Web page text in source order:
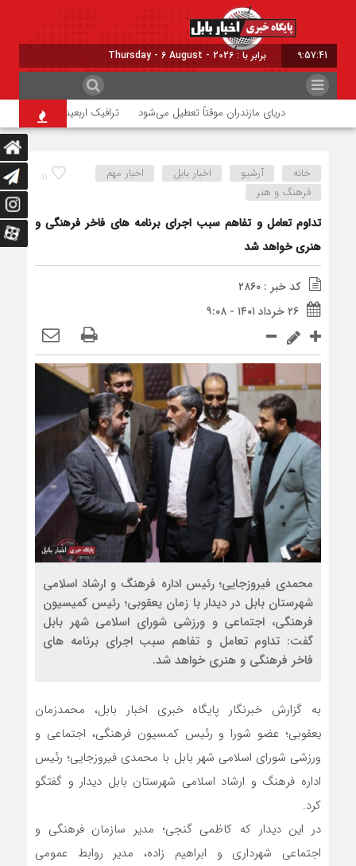
9:57:42 برابر با : Thursday - 6 August - 2026
دریای مازندران موقتاً تعطیل می‌شود ترافیک اربعینی در جاده‌های
۱۱ خانه آرشیو اخبار بابل
اخبار مهم
فرهنگ و هنر
تداوم تعامل و تفاهم سبب اجرای برنامه های فاخر فرهنگی و
هنری خواهد شد
کد خبر : ۲۸۶۰
۲۶ خرداد ۱۴۰۱ - ۹:۰۸
محمدی فیروزجایی؛ رئیس اداره فرهنگ و ارشاد اسلامی
شهرستان بابل در دیدار با زمان یعقوبی؛ رئیس کمیسیون
فرهنگی، اجتماعی و ورزشی شورای اسلامی شهر بابل
گفت: تداوم تعامل و تفاهم سبب اجرای برنامه های
فاخر فرهنگی و هنری خواهد شد.
به گزارش خبرنگار پایگاه خبری اخبار بابل، محمدزمان
یعقوبی؛ عضو شورا و رئیس کمسیون فرهنگی، اجتماعی و
ورزشی شورای اسلامی شهر بابل با محمدی فیروزجایی؛ رئیس
اداره فرهنگ و ارشاد اسلامی شهرستان بابل دیدار و گفتگو
کرد.
در این دیدار که کاظمی گنجی؛ مدیر سازمان فرهنگی و
اجتماعی شهرداری و ابراهیم زاده، مدیر روابط عمومی